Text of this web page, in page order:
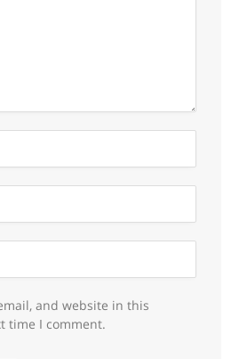
and website in this
time I comment.